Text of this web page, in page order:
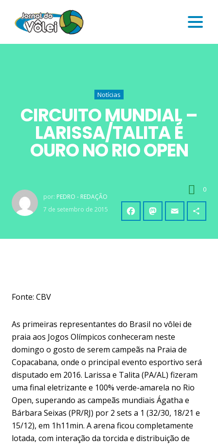
Notícias
CIRCUITO MUNDIAL –
LARISSA/TALITA É
OURO NO RIO OPEN
por: PEDRO - REDAÇÃO
7 de setembro de 2015
0
Fonte: CBV
As primeiras representantes do Brasil no vôlei de
praia aos Jogos Olímpicos conheceram neste
domingo o gosto de serem campeãs na Praia de
Copacabana, onde o principal evento esportivo será
disputado em 2016. Larissa e Talita (PA/AL) fizeram
uma final eletrizante e 100% verde-amarela no Rio
Open, superando as campeãs mundiais Ágatha e
Bárbara Seixas (PR/RJ) por 2 sets a 1 (32/30, 18/21 e
15/12), em 1h11min. A arena ficou completamente
lotada, com interação da torcida e distribuição de